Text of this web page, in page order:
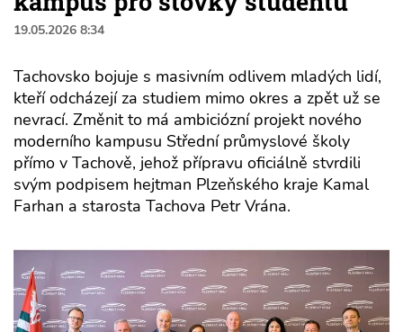
19.05.2026 8:34
Tachovsko bojuje s masivním odlivem mladých lidí,
kteří odcházejí za studiem mimo okres a zpět už se
nevrací. Změnit to má ambiciózní projekt nového
moderního kampusu Střední průmyslové školy
přímo v Tachově, jehož přípravu oficiálně stvrdili
svým podpisem hejtman Plzeňského kraje Kamal
Farhan a starosta Tachova Petr Vrána.